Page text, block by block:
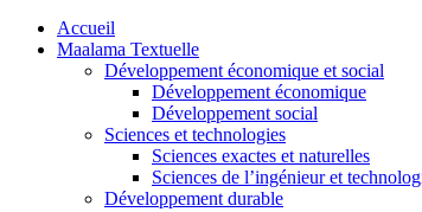
Accueil
Maalama Textuelle
Développement économique et social
Développement économique
Développement social
Sciences et technologies
Sciences exactes et naturelles
Sciences de l’ingénieur et
Développement durable